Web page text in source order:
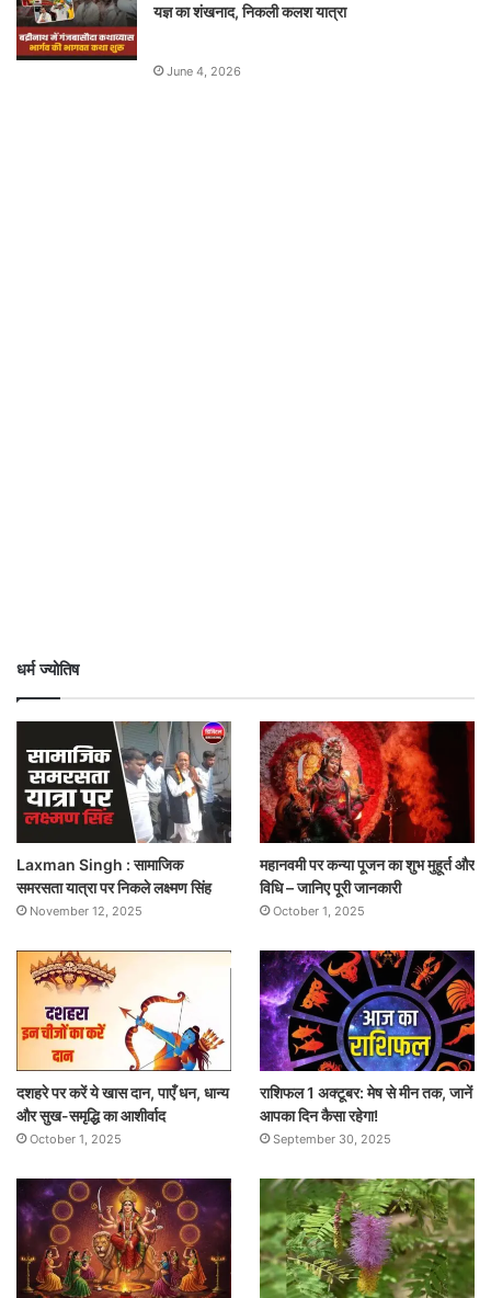
यज्ञ का शंखनाद, निकली कलश यात्रा
June 4, 2026
धर्म ज्योतिष
Laxman Singh : सामाजिक
समरसता यात्रा पर निकले लक्ष्मण सिंह
November 12, 2025
महानवमी पर कन्या पूजन का शुभ मुहूर्त और
विधि – जानिए पूरी जानकारी
October 1, 2025
दशहरे पर करें ये खास दान, पाएँ धन, धान्य
और सुख-समृद्धि का आशीर्वाद
October 1, 2025
राशिफल 1 अक्टूबर: मेष से मीन तक, जानें
आपका दिन कैसा रहेगा!
September 30, 2025